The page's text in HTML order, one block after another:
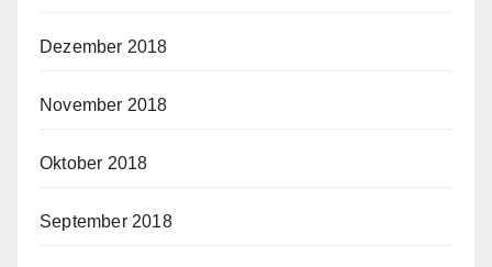
Dezember 2018
November 2018
Oktober 2018
September 2018